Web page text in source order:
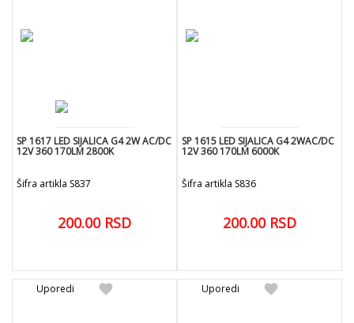
SP 1617 LED SIJALICA G4 2W AC/DC
12V 360 170LM 2800K
Šifra artikla S837
200.00 RSD
SP 1615 LED SIJALICA G4 2WAC/DC
12V 360 170LM 6000K
Šifra artikla S836
200.00 RSD
favorite
Uporedi favorite
Uporedi